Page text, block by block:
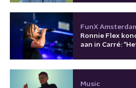
FunX
Ronnie Flex
aan in Carré:
Music